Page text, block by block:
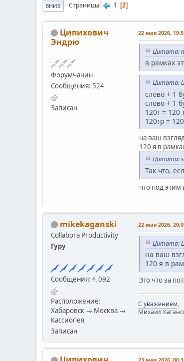
ВНИЗ Страницы 1 2
Ципихович
Эндрю
Форумчанин
Сообщения: 524
Записан
22 мая 2026,
Цитата:
в рамках
Цитата:
слово + 1
слово + 1
120т = 120
120тр =
на ваш
120 я в
Цитата:
Так что,
что под этим
mikekaganski
Collabora Productivity
Гуру
Сообщения: 4,092
Расположение:
Хабаровск → Москва →
Кассиопея
Записан
22 мая 2026,
Цитата:
на ваш
120 я в
Это что за
С уважением,
Михаил